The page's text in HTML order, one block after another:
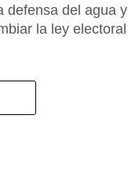
defensa del agua y
la ley electoral